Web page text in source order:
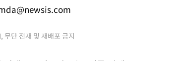
단 전재 및 재배포 금지